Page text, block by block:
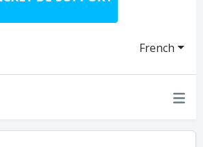
French